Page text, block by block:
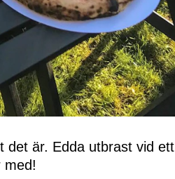
det är. Edda utbrast vid ett
med!